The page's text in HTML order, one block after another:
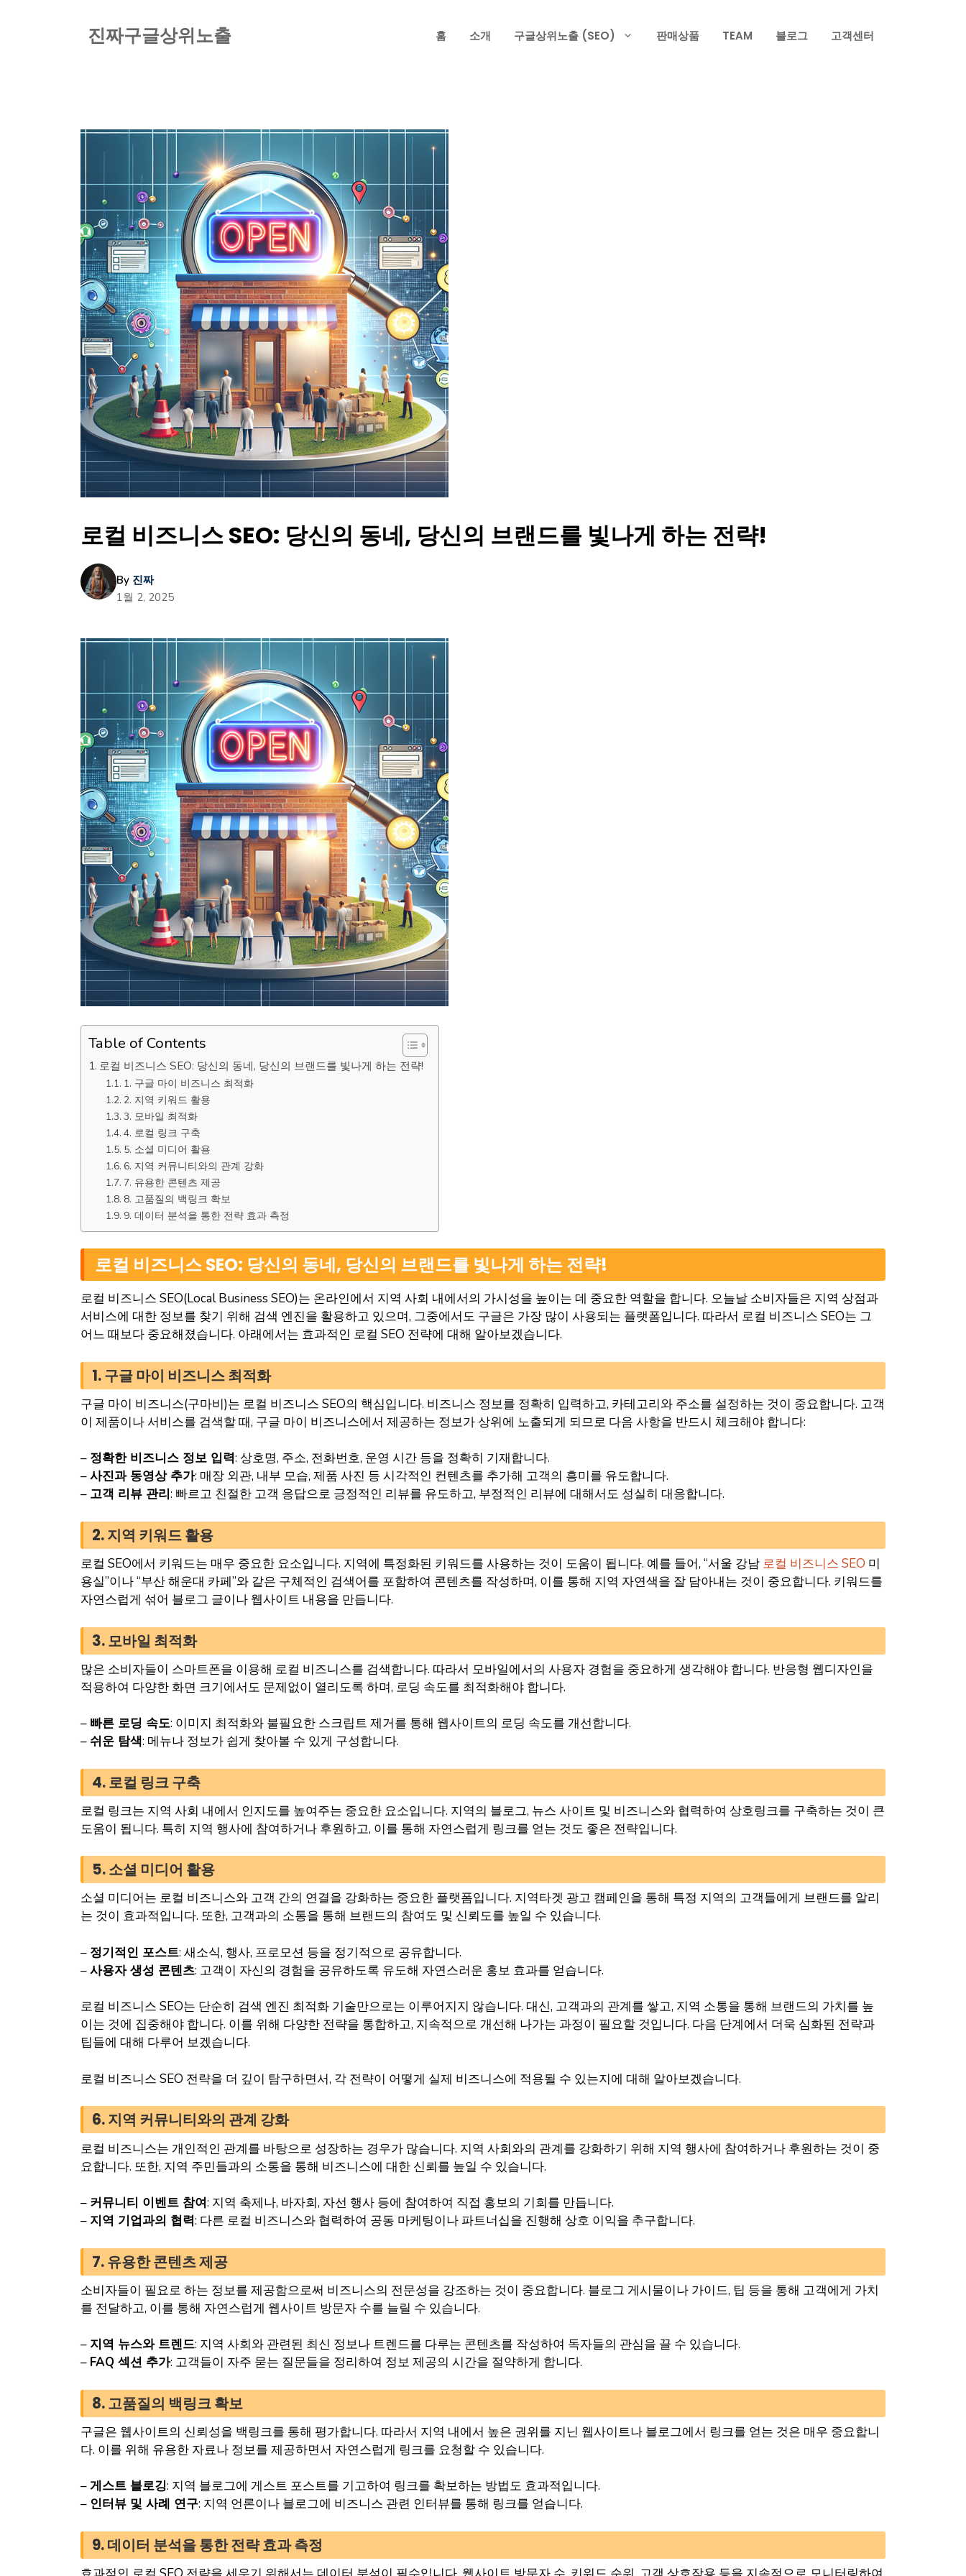
진짜구글상위노출 홈 소개 구글상위노출 (SEO) 판매상품 TEAM 블로그 고객센터
로컬 비즈니스 SEO: 당신의 동네, 당신의 브랜드를 빛나게 하는 전략!
By 진짜
1월 2, 2025
Table of Contents
로컬 비즈니스 SEO: 당신의 동네, 당신의 브랜드를 빛나게 하는 전략!
1. 구글 마이 비즈니스 최적화
2. 지역 키워드 활용
3. 모바일 최적화
4. 로컬 링크 구축
5. 소셜 미디어 활용
6. 지역 커뮤니티와의 관계 강화
7. 유용한 콘텐츠 제공
8. 고품질의 백링크 확보
9. 데이터 분석을 통한 전략 효과 측정
로컬 비즈니스 SEO: 당신의 동네, 당신의 브랜드를 빛나게 하는 전략!
로컬 비즈니스 SEO(Local Business SEO)는 온라인에서 지역 사회 내에서의 가시성을 높이는 데 중요한 역할을 합니다. 오늘날 소비자들은 지역 상점과
서비스에 대한 정보를 찾기 위해 검색 엔진을 활용하고 있으며, 그중에서도 구글은 가장 많이 사용되는 플랫폼입니다. 따라서 로컬 비즈니스 SEO는 그
어느 때보다 중요해졌습니다. 아래에서는 효과적인 로컬 SEO 전략에 대해 알아보겠습니다.
1. 구글 마이 비즈니스 최적화
구글 마이 비즈니스(구마비)는 로컬 비즈니스 SEO의 핵심입니다. 비즈니스 정보를 정확히 입력하고, 카테고리와 주소를 설정하는 것이 중요합니다. 고객
이 제품이나 서비스를 검색할 때, 구글 마이 비즈니스에서 제공하는 정보가 상위에 노출되게 되므로 다음 사항을 반드시 체크해야 합니다:
– 정확한 비즈니스 정보 입력: 상호명, 주소, 전화번호, 운영 시간 등을 정확히 기재합니다.
–사진과 동영상 추가: 매장 외관, 내부 모습, 제품 사진 등 시각적인 컨텐츠를 추가해 고객의 흥미를 유도합니다.
– 고객 리뷰 관리: 빠르고 친절한 고객 응답으로 긍정적인 리뷰를 유도하고, 부정적인 리뷰에 대해서도 성실히 대응합니다.
2. 지역 키워드 활용
로컬 SEO에서 키워드는 매우 중요한 요소입니다. 지역에 특정화된 키워드를 사용하는 것이 도움이 됩니다. 예를 들어, “서울 강남 로컬 비즈니스 SEO 미
용실”이나 “부산 해운대 카페”와 같은 구체적인 검색어를 포함하여 콘텐츠를 작성하며, 이를 통해 지역 자연색을 잘 담아내는 것이 중요합니다. 키워드를
자연스럽게 섞어 블로그 글이나 웹사이트 내용을 만듭니다.
3. 모바일 최적화
많은 소비자들이 스마트폰을 이용해 로컬 비즈니스를 검색합니다. 따라서 모바일에서의 사용자 경험을 중요하게 생각해야 합니다. 반응형 웹디자인을
적용하여 다양한 화면 크기에서도 문제없이 열리도록 하며, 로딩 속도를 최적화해야 합니다.
– 빠른 로딩 속도: 이미지 최적화와 불필요한 스크립트 제거를 통해 웹사이트의 로딩 속도를 개선합니다.
– 쉬운 탐색: 메뉴나 정보가 쉽게 찾아볼 수 있게 구성합니다.
4. 로컬 링크 구축
로컬 링크는 지역 사회 내에서 인지도를 높여주는 중요한 요소입니다. 지역의 블로그, 뉴스 사이트 및 비즈니스와 협력하여 상호링크를 구축하는 것이 큰
도움이 됩니다. 특히 지역 행사에 참여하거나 후원하고, 이를 통해 자연스럽게 링크를 얻는 것도 좋은 전략입니다.
5. 소셜 미디어 활용
소셜 미디어는 로컬 비즈니스와 고객 간의 연결을 강화하는 중요한 플랫폼입니다. 지역타겟 광고 캠페인을 통해 특정 지역의 고객들에게 브랜드를 알리
는 것이 효과적입니다. 또한, 고객과의 소통을 통해 브랜드의 참여도 및 신뢰도를 높일 수 있습니다.
– 정기적인 포스트: 새소식, 행사, 프로모션 등을 정기적으로 공유합니다.
–사용자 생성 콘텐츠: 고객이 자신의 경험을 공유하도록 유도해 자연스러운 홍보 효과를 얻습니다.
로컬 비즈니스 SEO는 단순히 검색 엔진 최적화 기술만으로는 이루어지지 않습니다. 대신, 고객과의 관계를 쌓고, 지역 소통을 통해 브랜드의 가치를 높
이는 것에 집중해야 합니다. 이를 위해 다양한 전략을 통합하고, 지속적으로 개선해 나가는 과정이 필요할 것입니다. 다음 단계에서 더욱 심화된 전략과
팁들에 대해 다루어 보겠습니다.
로컬 비즈니스 SEO 전략을 더 깊이 탐구하면서, 각 전략이 어떻게 실제 비즈니스에 적용될 수 있는지에 대해 알아보겠습니다.
6. 지역 커뮤니티와의 관계 강화
로컬 비즈니스는 개인적인 관계를 바탕으로 성장하는 경우가 많습니다. 지역 사회와의 관계를 강화하기 위해 지역 행사에 참여하거나 후원하는 것이 중
요합니다. 또한, 지역 주민들과의 소통을 통해 비즈니스에 대한 신뢰를 높일 수 있습니다.
– 커뮤니티 이벤트 참여: 지역 축제나, 바자회, 자선 행사 등에 참여하여 직접 홍보의 기회를 만듭니다.
– 지역 기업과의 협력: 다른 로컬 비즈니스와 협력하여 공동 마케팅이나 파트너십을 진행해 상호 이익을 추구합니다.
7. 유용한 콘텐츠 제공
소비자들이 필요로 하는 정보를 제공함으로써 비즈니스의 전문성을 강조하는 것이 중요합니다. 블로그 게시물이나 가이드, 팁 등을 통해 고객에게 가치
를 전달하고, 이를 통해 자연스럽게 웹사이트 방문자 수를 늘릴 수 있습니다.
– 지역 뉴스와 트렌드: 지역 사회와 관련된 최신 정보나 트렌드를 다루는 콘텐츠를 작성하여 독자들의 관심을 끌 수 있습니다.
– FAQ 섹션 추가: 고객들이 자주 묻는 질문들을 정리하여 정보 제공의 시간을 절약하게 합니다.
8. 고품질의 백링크 확보
구글은 웹사이트의 신뢰성을 백링크를 통해 평가합니다. 따라서 지역 내에서 높은 권위를 지닌 웹사이트나 블로그에서 링크를 얻는 것은 매우 중요합니
다. 이를 위해 유용한 자료나 정보를 제공하면서 자연스럽게 링크를 요청할 수 있습니다.
–게스트 블로깅: 지역 블로그에 게스트 포스트를 기고하여 링크를 확보하는 방법도 효과적입니다.
– 인터뷰 및 사례 연구: 지역 언론이나 블로그에 비즈니스 관련 인터뷰를 통해 링크를 얻습니다.
9. 데이터 분석을 통한 전략 효과 측정